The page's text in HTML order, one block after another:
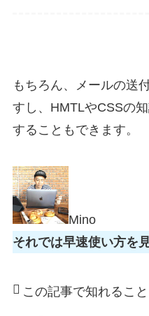
もちろん、メールの送
すし、HMTLやCSSの
することもできます。
Mino
それでは早速使い方を
この記事で知れること